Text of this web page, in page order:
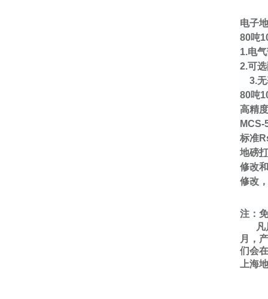
电子
80吨
1.电
2.可
3.
80吨
高精
标准
地磅
修改
修改
注：
凡
月，
们会
上海